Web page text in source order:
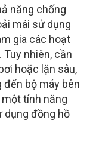
năng chống
mái sử dụng
gia các hoạt
nhiên, cần
hoặc lặn sâu,
bộ máy bên
tính năng
dụng đồng hồ